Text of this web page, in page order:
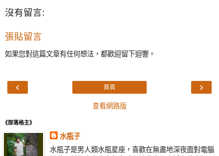
沒有留言:
張貼留言
如果您對這篇文章有任何想法，都歡迎留下迴響。
‹ ›
首頁
查看網路版
《部落格主》
水瓶子
水瓶子是男人類水瓶星座，喜歡在無盡地深夜面對電腦